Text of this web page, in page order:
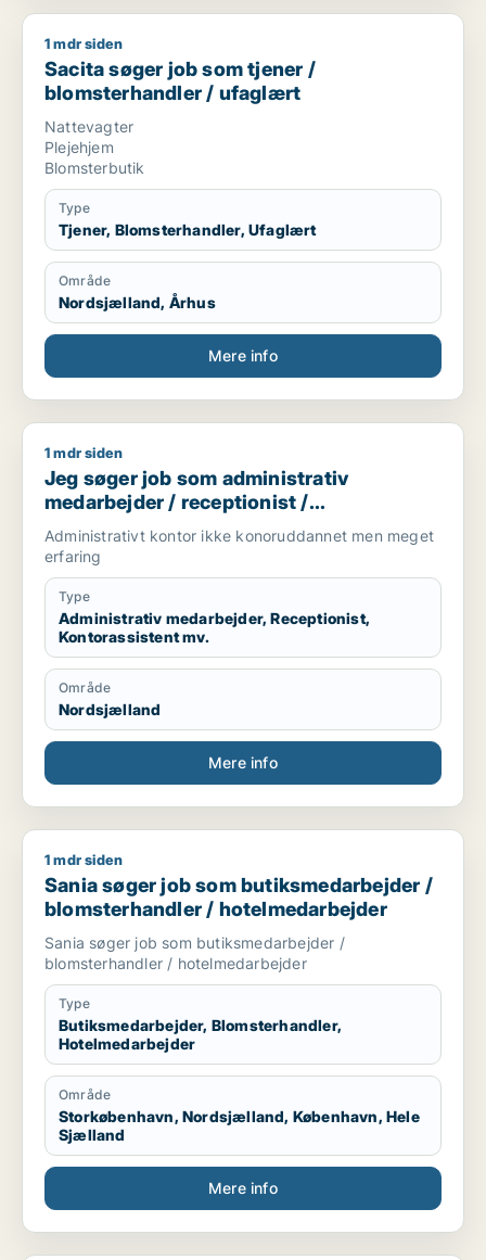
Sacita søger job som tjener / blomsterhandler / ufaglært
1 mdr siden
Sacita søger job som tjener /
blomsterhandler / ufaglært
Nattevagter
Plejehjem
Blomsterbutik
Type
Tjener, Blomsterhandler, Ufaglært
Område
Nordsjælland, Århus
Mere info
Jeg søger job som administrativ medarbejder /
1 mdr siden
Jeg søger job som administrativ
medarbejder / receptionist /
kontorassistent /
kundeservicemedarbejder
Administrativt kontor ikke konoruddannet men meget
erfaring
Type
Administrativ medarbejder, Receptionist,
Kontorassistent mv.
Område
Nordsjælland
Mere info
Sania søger job som butiksmedarbejder / blomsterhandler /
1 mdr siden
Sania søger job som butiksmedarbejder /
blomsterhandler / hotelmedarbejder
Sania søger job som butiksmedarbejder /
blomsterhandler / hotelmedarbejder
Type
Butiksmedarbejder, Blomsterhandler,
Hotelmedarbejder
Område
Storkøbenhavn, Nordsjælland, København, Hele
Sjælland
Mere info